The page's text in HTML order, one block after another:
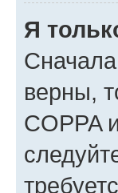
Я
верны,
COPPA